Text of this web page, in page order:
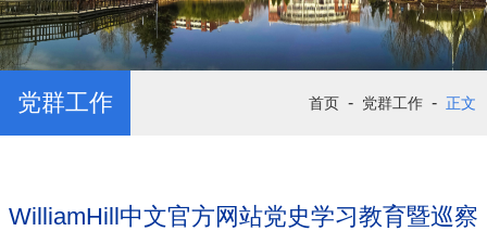
党群工作 首页 - 党群工作 - 正文
WilliamHill中文官方网站党史学习教育暨巡察